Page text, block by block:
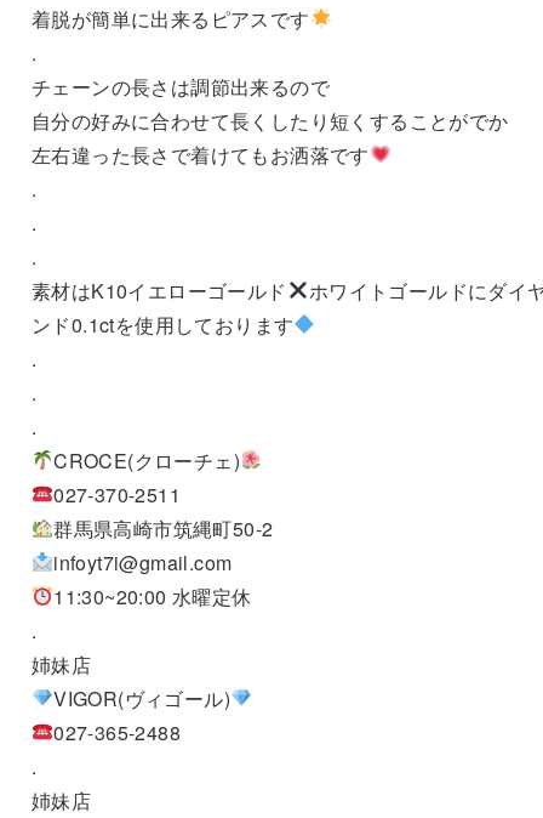
着脱が簡単に出来るピアスです
.
チェーンの長さは調節出来るので
自分の好みに合わせて長くしたり短くすることがでか
左右違った長さで着けてもお洒落です
.
.
.
素材はK10イエローゴールド
ホワイトゴールドにダイ
ンド0.1ctを使用しております
.
.
.
CROCE(クローチェ)
027-370-2511
群馬県高崎市筑縄町50-2
infoyt7i@gmail.com
11:30~20:00 水曜定休
.
姉妹店
VIGOR(ヴィゴール)
027-365-2488
.
姉妹店